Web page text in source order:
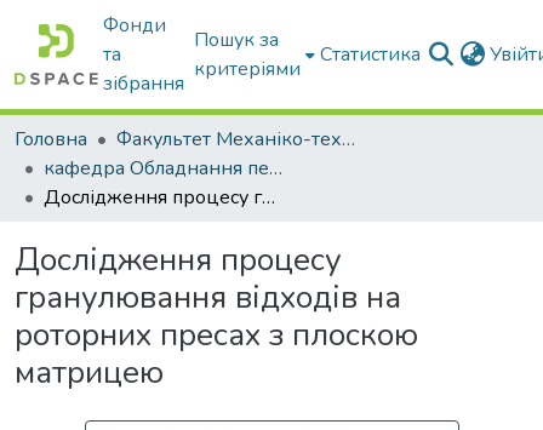
Фонди
та
зібрання
Пошук за
критеріями
Статистика
Головна
Факультет Механіко-технологічний
кафедра Обладнання переробних і харчових виробництв ім. професора Ф.Ю. Ялпачика
Дослідження процесу гранулювання відходів на роторних пресах з плоскою матрицею
Дослідження процесу
гранулювання відходів на
роторних пресах з плоскою
матрицею